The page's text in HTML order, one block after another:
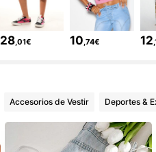
28,01€ 10,74€ 12
Accesorios de Vestir Deportes &